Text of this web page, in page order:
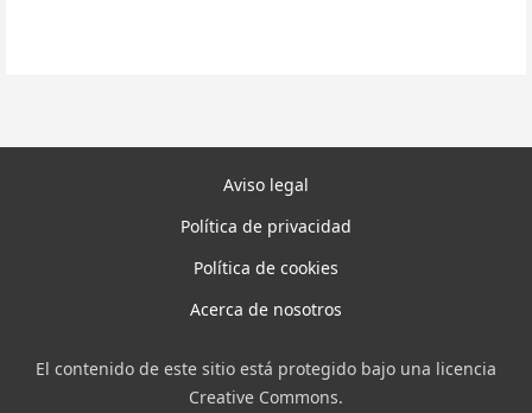
Aviso legal
Política de privacidad
Política de cookies
Acerca de nosotros
El contenido de este sitio está protegido bajo una licencia
Creative Commons.